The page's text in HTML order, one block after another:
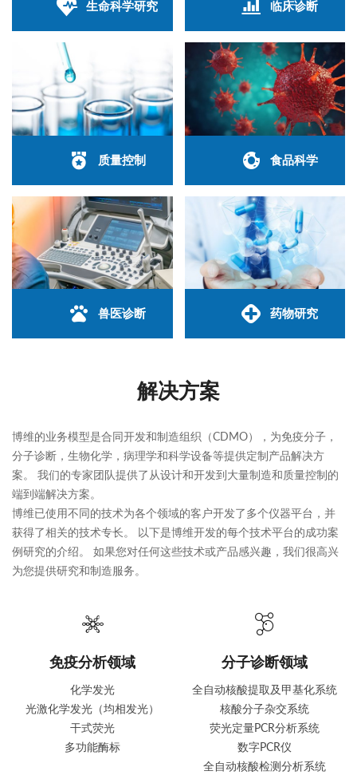
生命科学研究 临床诊断
质量控制 食品科学
兽医诊断 药物研究
解决方案
博维的业务模型是合同开发和制造组织（CDMO），为免疫分子，
分子诊断，生物化学，病理学和科学设备等提供定制产品解决方
案。 我们的专家团队提供了从设计和开发到大量制造和质量控制的
端到端解决方案。
博维已使用不同的技术为各个领域的客户开发了多个仪器平台，并
获得了相关的技术专长。 以下是博维开发的每个技术平台的成功案
例研究的介绍。 如果您对任何这些技术或产品感兴趣，我们很高兴
为您提供研究和制造服务。
免疫分析领域
化学发光
光激化学发光（均相发光）
干式荧光
多功能酶标
分子诊断领域
全自动核酸提取及甲基化系统
核酸分子杂交系统
荧光定量PCR分析系统
数字PCR仪
全自动核酸检测分析系统